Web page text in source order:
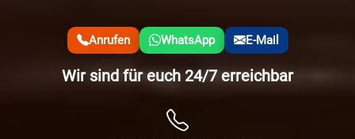
Anrufen WhatsApp E-Mail
Wir sind für euch 24/7 erreichbar